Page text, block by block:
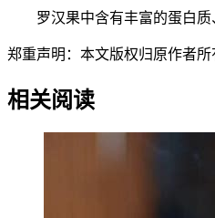
罗汉果中含有丰富的蛋白质、
郑重声明：本文版权归原作者所
相关阅读